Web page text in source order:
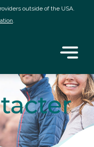
outside of the USA.
.